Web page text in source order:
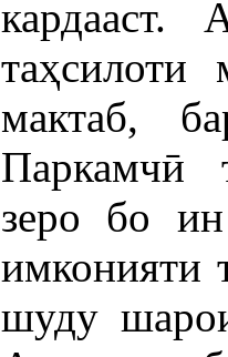
таҳсилоти
мактаб,
Паркамчӣ
зеро бо
имконияти
шуду